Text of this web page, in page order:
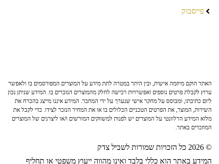
פייסבוק
האתר הוקם מיוזמה אישית, ובין היתר במטרה לתת מידע על המוצרים המפורסמים בו ולאפשר
ערוץ לקבלת פרטים נוספים ואפשרויות רכישה לחלק מהמוצרים הנזכרים בו. המידע שניתן נכון
ליום כתיבתו, ומבוסס על מחקר אישי שנערך על ידי המחבר. המידע איננו מייצג בהכרח את
השירות, המוצר, את הפרטים הטכניים הכלולים בו או את המחיר הנזכר לצידו. כדי לקבל את
מלוא המידע הרלוונטי על המוצרים יש לפנות למשווקים המורשים ו/או ליצרנים של המוצרים
המוזכרים באתר.
© 2026 כל הזכויות שמורות לשביל צדק
המידע באתר הוא כללי בלבד ואינו מהווה ייעוץ משפטי או תחליף